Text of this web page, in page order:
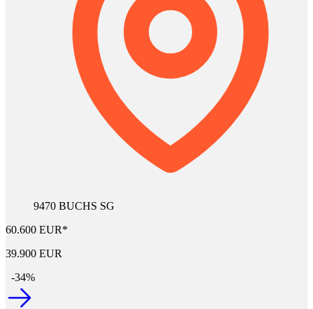
9470 BUCHS SG
60.600 EUR*
39.900 EUR
-34%